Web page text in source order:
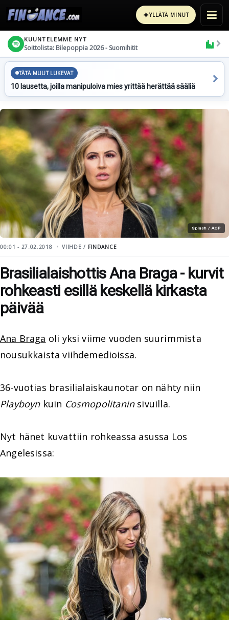
✦YLLÄTÄ MINUT
KUUNTELEMME NYT
Soittolista: Bilepoppia 2026 - Suomihitit
TÄTÄ MUUT LUKEVAT
10 lausetta, joilla manipuloiva mies yrittää herättää sääliä
Splash / AOP
00:01 - 27.02.2018 VIIHDE / FINDANCE
Brasilialaishottis Ana Braga - kurvit
rohkeasti esillä keskellä kirkasta
päivää
Ana Braga oli yksi viime vuoden suurimmista
nousukkaista viihdemedioissa.
36-vuotias brasilialaiskaunotar on nähty niin
Playboynkuin Cosmopolitaninsivuilla.
Nyt hänet kuvattiin rohkeassa asussa Los
Angelesissa: